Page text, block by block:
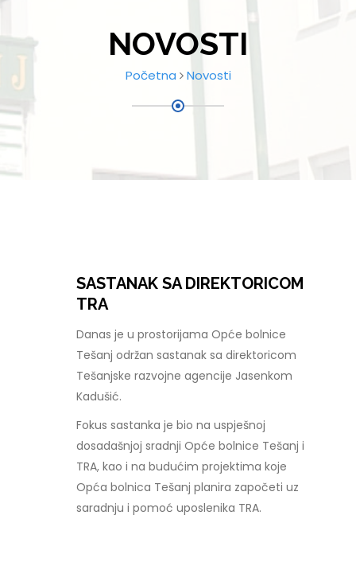
NOVOSTI
Početna Novosti
SASTANAK SA DIREKTORICOM
TRA
Danas je u prostorijama Opće bolnice
Tešanj održan sastanak sa direktoricom
Tešanjske razvojne agencije Jasenkom
Kadušić.
Fokus sastanka je bio na uspješnoj
dosadašnjoj sradnji Opće bolnice Tešanj i
TRA, kao i na budućim projektima koje
Opća bolnica Tešanj planira započeti uz
saradnju i pomoć uposlenika TRA.